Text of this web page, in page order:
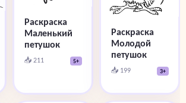
Раскраска
Маленький
петушок
📥 211 5+
Раскраска
Молодой
петушок
📥 199 3+